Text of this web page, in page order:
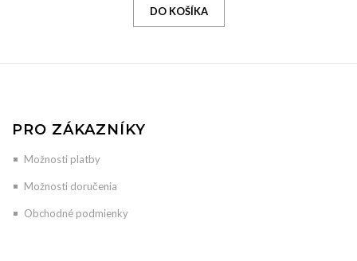
PRO ZÁKAZNÍKY
Možnosti platby
Možnosti doručenia
Obchodné podmienky